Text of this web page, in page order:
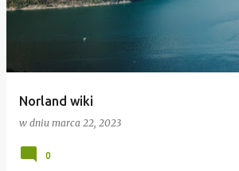
Norland wiki
w dniu marca 22, 2023
0